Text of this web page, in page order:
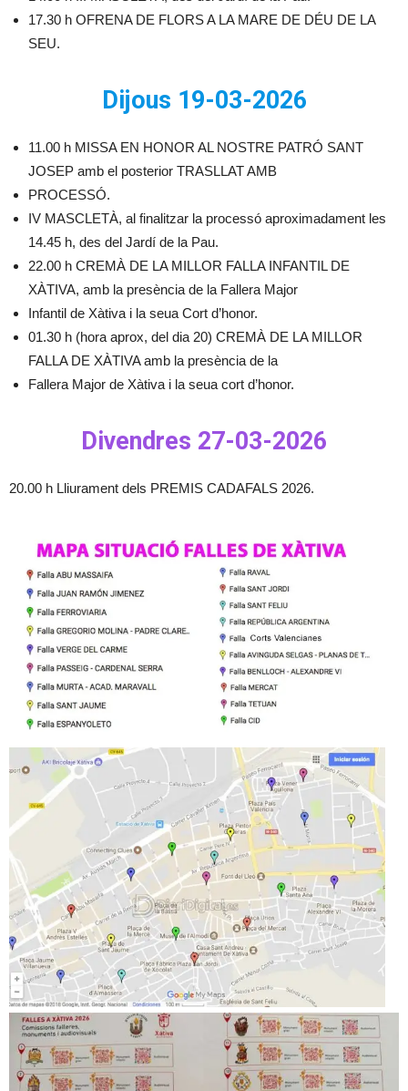
17.30 h OFRENA DE FLORS A LA MARE DE DÉU DE LA
SEU.
Dijous 19-03-2026
11.00 h MISSA EN HONOR AL NOSTRE PATRÓ SANT
JOSEP amb el posterior TRASLLAT AMB
PROCESSÓ.
IV MASCLETÀ, al finalitzar la processó aproximadament les
14.45 h, des del Jardí de la Pau.
22.00 h CREMÀ DE LA MILLOR FALLA INFANTIL DE
XÀTIVA, amb la presència de la Fallera Major
Infantil de Xàtiva i la seua Cort d’honor.
01.30 h (hora aprox, del dia 20) CREMÀ DE LA MILLOR
FALLA DE XÀTIVA amb la presència de la
Fallera Major de Xàtiva i la seua cort d’honor.
Divendres 27-03-2026
20.00 h Lliurament dels PREMIS CADAFALS 2026.